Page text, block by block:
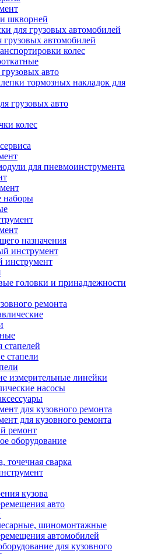
шкворней
для грузовых автомобилей
грузовых автомобилей
колес
авто
тормозных накладок для
грузовых авто
колес
для пневмоинструмента
наборы
назначения
инструмент
инструмент
головки и принадлежности
ремонта
стапелей
стапели
измерительные линейки
насосы
для кузовного ремонта
для кузовного ремонта
ремонт
оборудование
точечная сварка
кузова
авто
шиномонтажные
автомобилей
для кузовного